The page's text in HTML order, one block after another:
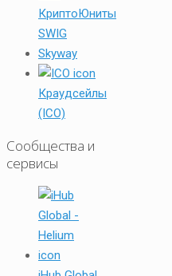
КриптоЮниты
SWIG
Skyway
Краудсейлы
(ICO)
Сообщества и
сервисы